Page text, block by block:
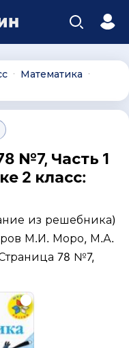
∙ Математика ∙
№7, Часть 1
2 класс:
из решебника)
М.И. Моро, М.А.
78 №7,